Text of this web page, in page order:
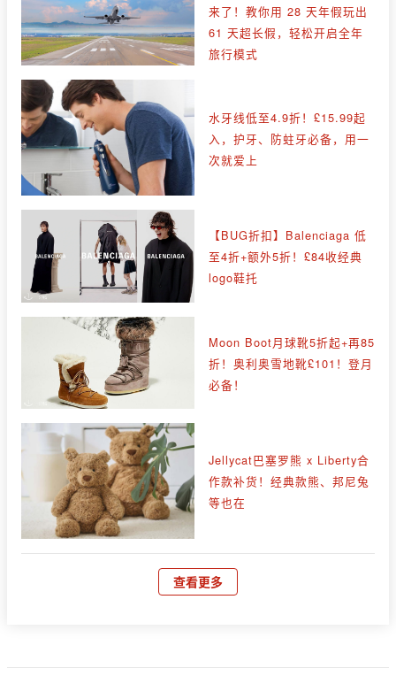
来了！教你用 28 天年假玩出
61 天超长假，轻松开启全年
旅行模式
水牙线低至4.9折！£15.99起
入，护牙、防蛀牙必备，用一
次就爱上
【BUG折扣】Balenciaga 低
至4折+额外5折！£84收经典
logo鞋托
Moon Boot月球靴5折起+再85
折！奥利奥雪地靴£101！登月
必备！
Jellycat巴塞罗熊 x Liberty合
作款补货！经典款熊、邦尼兔
等也在
查看更多